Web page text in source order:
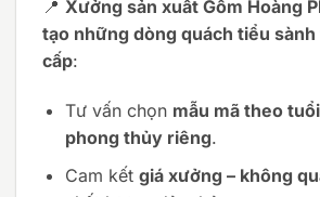
📍 Xưởng sản xuất Gốm Hoàng
tạo những dòng quách tiểu
cấp:
Tư vấn chọn mẫu mã theo
phong thủy riêng.
Cam kết giá xưởng – không